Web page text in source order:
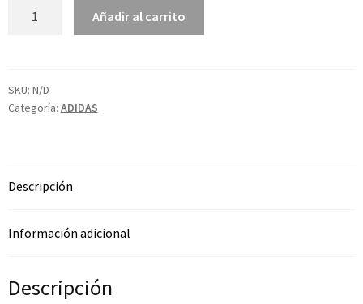
Añadir al carrito
SKU: N/D
Categoría: ADIDAS
Descripción
Información adicional
Descripción